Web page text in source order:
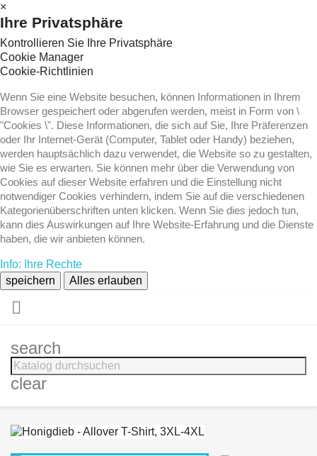
×
Ihre Privatsphäre
Kontrollieren Sie Ihre Privatsphäre
Cookie Manager
Cookie-Richtlinien
Wenn Sie eine Website besuchen, können Informationen in Ihrem
Browser gespeichert oder abgerufen werden, meist in Form von \
"Cookies \". Diese Informationen, die sich auf Sie, Ihre Präferenzen
oder Ihr Internet-Gerät (Computer, Tablet oder Handy) beziehen,
werden hauptsächlich dazu verwendet, die Website so zu gestalten,
wie Sie es erwarten. Sie können mehr über die Verwendung von
Cookies auf dieser Website erfahren und die Einstellung nicht
notwendiger Cookies verhindern, indem Sie auf die verschiedenen
Kategorienüberschriften unten klicken. Wenn Sie dies jedoch tun,
kann dies Auswirkungen auf Ihre Website-Erfahrung und die Dienste
haben, die wir anbieten können.
Info: Ihre Rechte
speichern
Alles erlauben

search
clear